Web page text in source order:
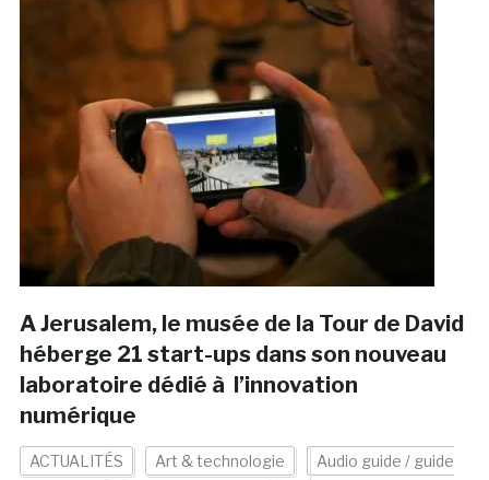
A Jerusalem, le musée de la Tour de David
héberge 21 start-ups dans son nouveau
laboratoire dédié à l’innovation
numérique
ACTUALITÉS Art & technologie Audio guide / guide